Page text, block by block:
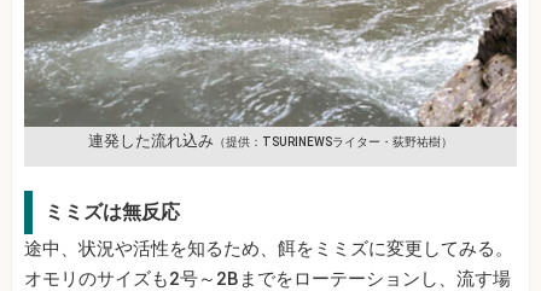
連発した流れ込み （提供：TSURINEWSライター・荻野祐樹）
ミミズは無反応
途中、状況や活性を知るため、餌をミミズに変更してみる。
オモリのサイズも2号～2Bまでをローテーションし、流す場